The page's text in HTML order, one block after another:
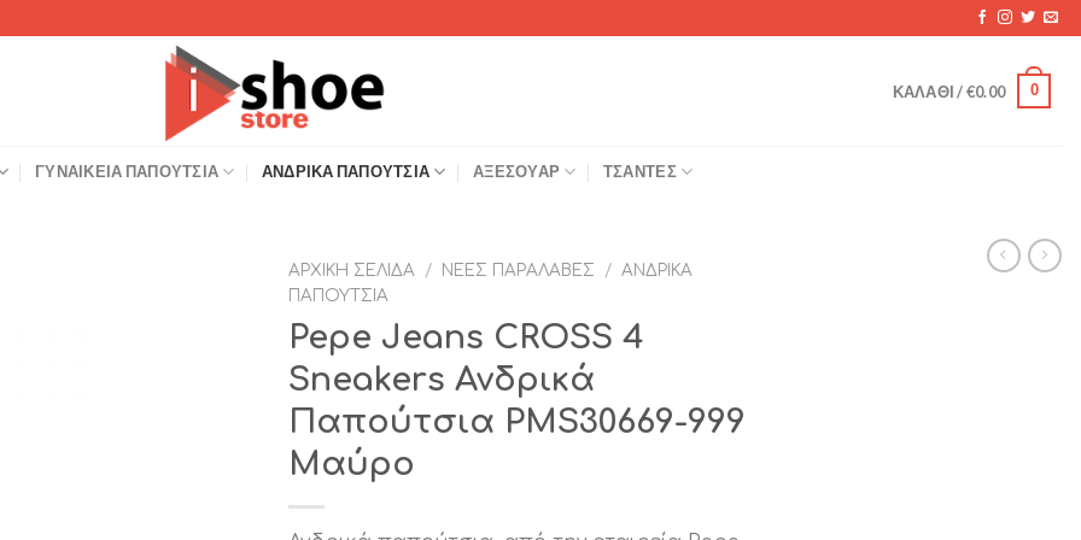
ΚΑΛΆΘΙ /€0.00 0
ΓΥΝΑΙΚΕΊΑ ΠΑΠΟΎΤΣΙΑ ΑΝΔΡΙΚΆ ΠΑΠΟΎΤΣΙΑ ΑΞΕΣΟΥΆΡ ΤΣΆΝΤΕΣ
ΑΡΧΙΚΉ ΣΕΛΊΔΑ / ΝΈΕΣ ΠΑΡΑΛΑΒΈΣ / ΑΝΔΡΙΚΆ
ΠΑΠΟΎΤΣΙΑ
Pepe Jeans CROSS 4
Sneakers Ανδρικά
Παπούτσια PMS30669-999
Μαύρο